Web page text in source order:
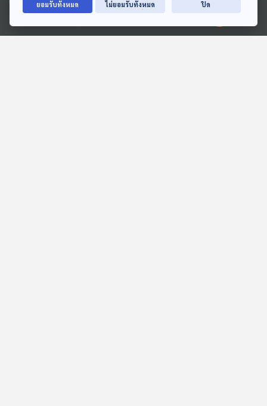
Ⓒ 2020 องค์การกระจายเสียงและแพร่ภาพสาธารณะแห่งประเทศไทย
ตอนที่เกี่ยวข้อง
ยอมรับทั้งหมด ไม่ยอมรับทั้งหมด ปิด